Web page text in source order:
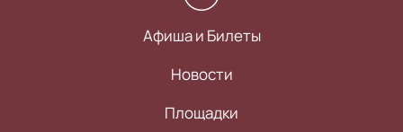
Афиша и Билеты
Новости
Площадки